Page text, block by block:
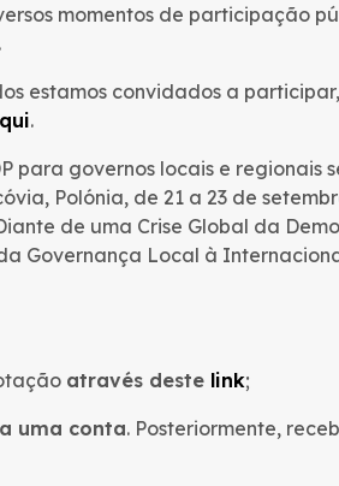
momentos de participação
estamos convidados a
.
para governos locais e regionais
Polónia, de 21 a 23 de
de uma Crise Global da
Governança Local à
através deste link;
uma conta. Posteriormente,